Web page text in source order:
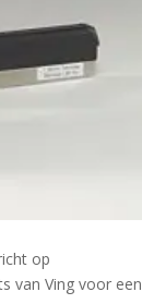
op
van Ving voor een